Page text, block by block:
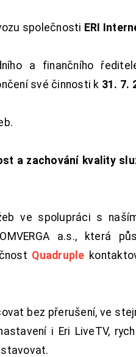
společnosti ERI
a finančního
své činnosti k 31. 7.
a zachování kvality
ve spolupráci s
a.s., která
Quadruple
bez přerušení, ve
i Eri LiveTV,